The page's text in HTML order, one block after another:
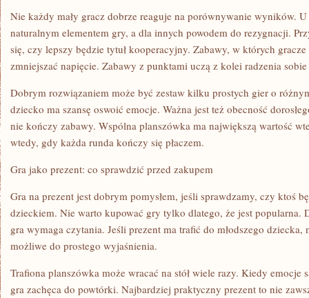
Nie każdy mały gracz dobrze reaguje na porównywanie wyników.
naturalnym elementem gry, a dla innych powodem do rezygnacji.
się, czy lepszy będzie tytuł kooperacyjny. Zabawy, w których gracze
zmniejszać napięcie. Zabawy z punktami uczą z kolei radzenia
Dobrym rozwiązaniem może być zestaw kilku prostych gier o
dziecko ma szansę oswoić emocje. Ważna jest też obecność
nie kończy zabawy. Wspólna planszówka ma największą wartość
wtedy, gdy każda runda kończy się płaczem.
Gra jako prezent: co sprawdzić przed zakupem
Gra na prezent jest dobrym pomysłem, jeśli sprawdzamy, czy ktoś
dzieckiem. Nie warto kupować gry tylko dlatego, że jest popularna.
gra wymaga czytania. Jeśli prezent ma trafić do młodszego
możliwe do prostego wyjaśnienia.
Trafiona planszówka może wracać na stół wiele razy. Kiedy emocje
gra zachęca do powtórki. Najbardziej praktyczny prezent to nie